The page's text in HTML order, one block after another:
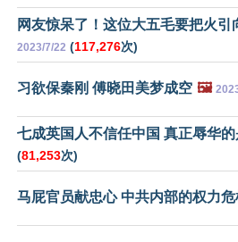
网友惊呆了！这位大五毛要把火引
2023/7/22 (117,276次)
习欲保秦刚 傅晓田美梦成空 🖼️
七成英国人不信任中国 真正辱华的
(81,253次)
马屁官员献忠心 中共内部的权力危